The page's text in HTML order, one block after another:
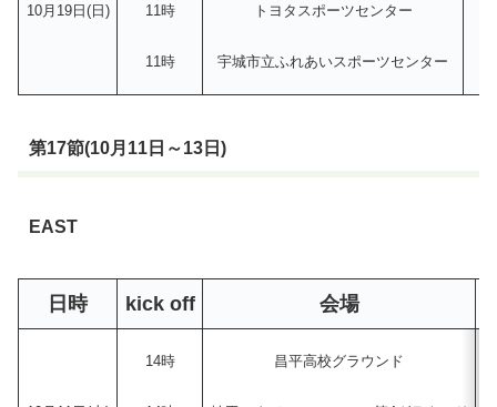
10月19日(日) 11時
11時
トヨタスポーツセンター
宇城市立ふれあいスポーツセンター
第17節(10月11日～13日)
EAST
日時 kick off 会場
14時 昌平高校グラウンド